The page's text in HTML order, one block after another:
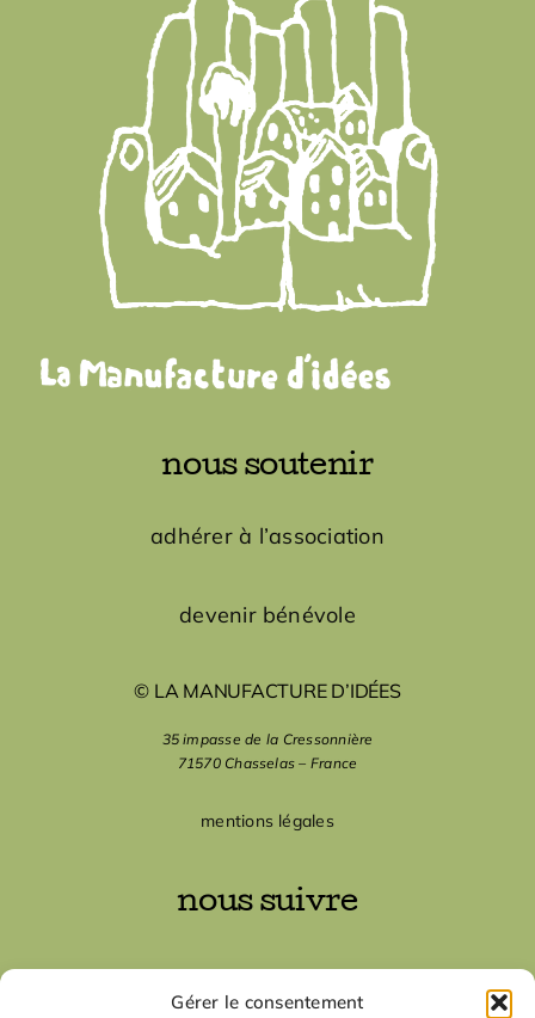
Gérer le consentement
nous soutenir
adhérer à l’association
devenir bénévole
© LA MANUFACTURE D’IDÉES
35 impasse de la Cressonnière
71570 Chasselas – France
mentions légales
nous suivre
nous contacter